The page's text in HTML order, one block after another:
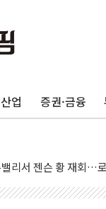
산업 증권·금융
소화하며 대부분
리서 젠슨 황 재회…
주...모더나·아이온